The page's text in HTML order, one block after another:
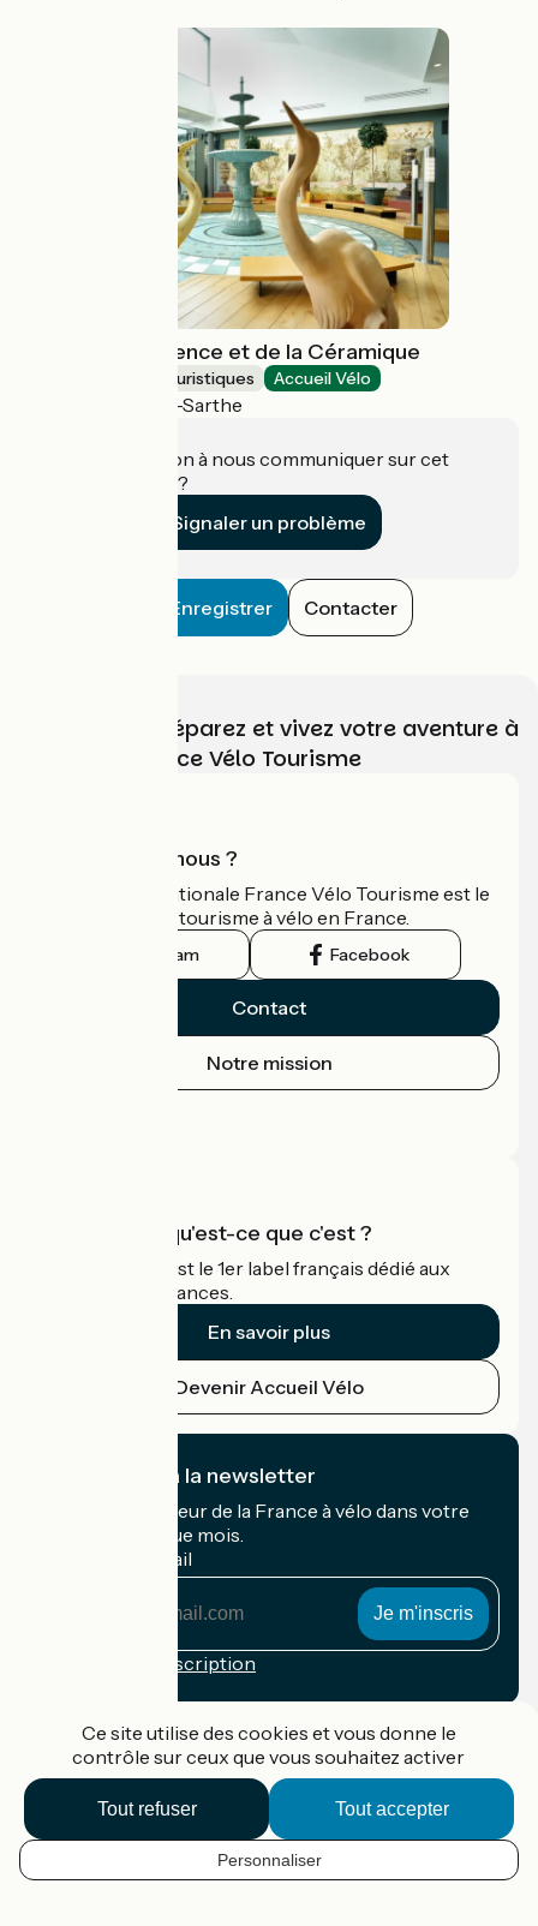
FR
Musée de la Faïence et de la Céramique
Musées et sites touristiques Accueil Vélo
Malicorne-sur-Sarthe
Une information à nous communiquer sur cet
établissement ?
Signaler un problème
Enregistrer Contacter
Choisissez, préparez et vivez votre aventure à
vélo avec France Vélo Tourisme
Qui sommes-nous ?
L'association nationale France Vélo Tourisme est le
guide officiel du tourisme à vélo en France.
Instagram Facebook
Contact
Notre mission
Accueil Vélo qu'est-ce que c'est ?
Accueil Vélo c'est le 1er label français dédié aux
cyclistes en vacances.
En savoir plus
Devenir Accueil Vélo
Je m'abonne à la newsletter
Recevez le meilleur de la France à vélo dans votre
boîte mail chaque mois.
Mon adresse mail
Conditions d'inscription
Accueil Vélo Pro
Contact
Mentions légales
Ce site utilise des cookies et vous donne le
contrôle sur ceux que vous souhaitez activer
Tout accepter
Tout refuser
Personnaliser